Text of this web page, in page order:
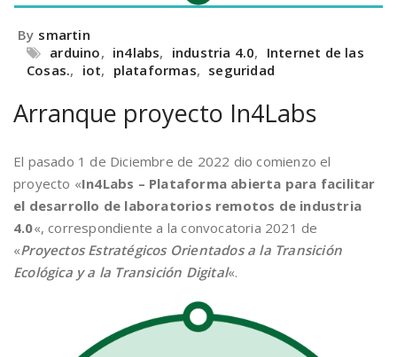
By smartin
arduino, in4labs, industria 4.0, Internet de las
Cosas., iot, plataformas, seguridad
Arranque proyecto In4Labs
El pasado 1 de Diciembre de 2022 dio comienzo el
proyecto «In4Labs – Plataforma abierta para facilitar
el desarrollo de laboratorios remotos de industria
4.0«, correspondiente a la convocatoria 2021 de
«Proyectos Estratégicos Orientados a la Transición
Ecológica y a la Transición Digital«.